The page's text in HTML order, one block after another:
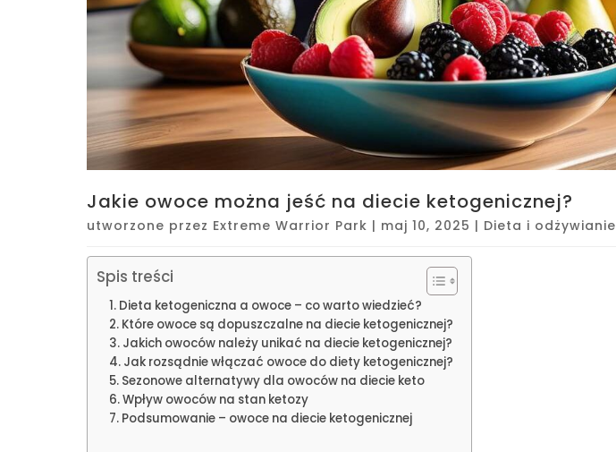
Jakie owoce można jeść na diecie ketogenicznej?
utworzone przez Extreme Warrior Park | maj 10, 2025 | Dieta i odżywianie
Spis treści
Dieta ketogeniczna a owoce – co warto wiedzieć?
Które owoce są dopuszczalne na diecie ketogenicznej?
Jakich owoców należy unikać na diecie ketogenicznej?
Jak rozsądnie włączać owoce do diety ketogenicznej?
Sezonowe alternatywy dla owoców na diecie keto
Wpływ owoców na stan ketozy
Podsumowanie – owoce na diecie ketogenicznej